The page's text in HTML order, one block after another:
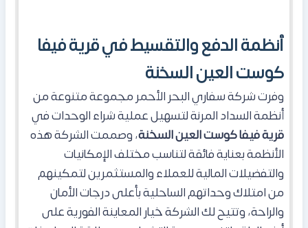
أنظمة الدفع والتقسيط في قرية فيفا
كوست العين السخنة
وفرت شركة سفاري البحر الأحمر مجموعة متنوعة من
أنظمة السداد المرنة لتسهيل عملية شراء الوحدات في
قرية فيفا كوست العين السخنة، وصممت الشركة هذه
الأنظمة بعناية فائقة لتناسب مختلف الإمكانيات
والتفضيلات المالية للعملاء والمستثمرين لتمكينهم
من امتلاك وحداتهم الساحلية بأعلى درجات الأمان
والراحة، وتتيح لك الشركة خيار المعاينة الفورية على